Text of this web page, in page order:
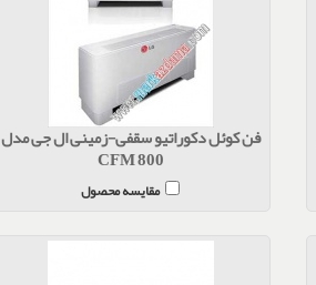
فن کوئل دکوراتیو سقفی-زمینی ال جی مدل
CFM 800
مقایسه محصول